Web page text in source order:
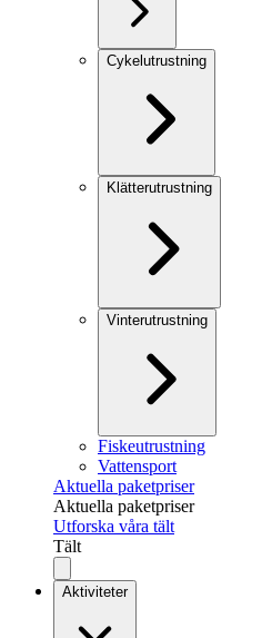
Cykelutrustning
Klätterutrustning
Vinterutrustning
Fiskeutrustning
Vattensport
Aktuella paketpriser
Aktuella paketpriser
Utforska våra tält
Tält
Aktiviteter